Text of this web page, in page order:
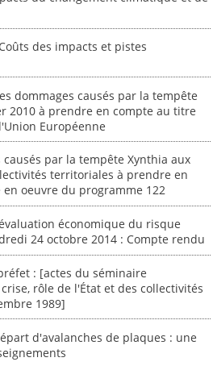
des impacts et pistes
dommages causés par la tempête
2010 à prendre en compte au titre
Européenne
par la tempête Xynthia aux
territoriales à prendre en
oeuvre du programme 122
économique du risque
24 octobre 2014 : Compte rendu
: [actes du séminaire
rôle de l'État et des collectivités
1989]
d'avalanches de plaques : une